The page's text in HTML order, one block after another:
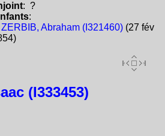
: ?
:
ZERBIB, Abraham (I321460)(27 fév
(I333453)